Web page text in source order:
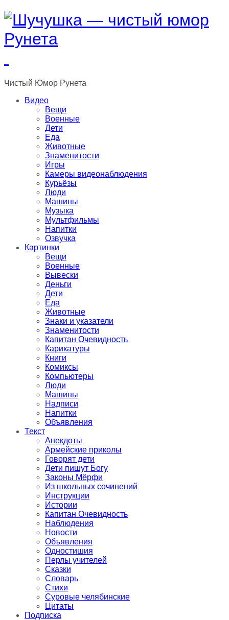
Чистый Юмор Рунета
Видео
Вещи
Военные
Дети
Еда
Животные
Знаменитости
Игры
Камеры видеонаблюдения
Курьёзы
Люди
Машины
Музыка
Мультфильмы
Напитки
Озвучка
Картинки
Вещи
Военные
Вывески
Деньги
Дети
Еда
Животные
Знаки и указатели
Знаменитости
Капитан Очевидность
Карикатуры
Книги
Комиксы
Компьютеры
Люди
Машины
Надписи
Напитки
Объявления
Текст
Анекдоты
Армейские приколы
Говорят дети
Дети пишут Богу
Законы Мёрфи
Из школьных сочинений
Инструкции
Истории
Капитан Очевидность
Наблюдения
Новости
Объявления
Одностишия
Перлы учителей
Сказки
Словарь
Стихи
Суровые челябинские
Цитаты
Подписка